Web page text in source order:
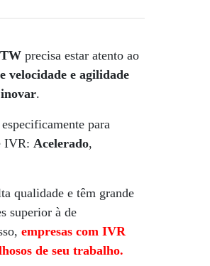
precisa estar atento ao
velocidade e agilidade
inovar.
para
IVR:Acelerado,
qualidade e têm grande
superior à de
empresas com IVR
de seu trabalho.